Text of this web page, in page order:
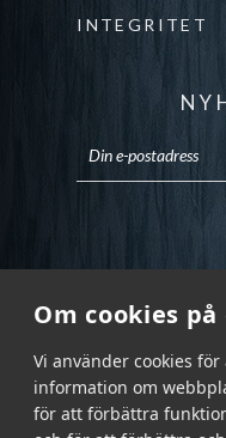
Om cookies
Vi använder cookies
information om
för att förbättra
INTEGRITET